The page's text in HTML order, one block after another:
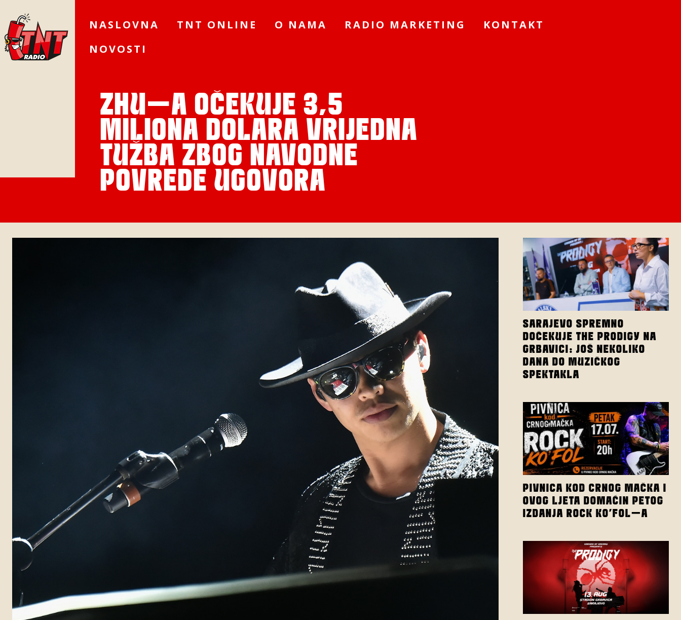
NASLOVNA TNT ONLINE O NAMA RADIO MARKETING
KONTAKT
NOVOSTI
ZHU-A OČEKUJE 3,5
MILIONA DOLARA VRIJEDNA
TUŽBA ZBOG NAVODNE
POVREDE UGOVORA
SARAJEVO SPREMNO
DOČEKUJE THE PRODIGY NA
GRBAVICI: JOŠ NEKOLIKO
DANA DO MUZIČKOG
SPEKTAKLA
PIVNICA KOD CRNOG MAČKA I
OVOG LJETA DOMAĆIN PETOG
IZDANJA ROCK KO’FOL-A